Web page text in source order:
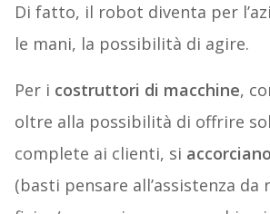
Di fatto, il robot diventa per
le mani, la possibilità di agire.
Per i costruttori di macchine,
oltre alla possibilità di offrire
complete ai clienti, si
(basti pensare all’assistenza da